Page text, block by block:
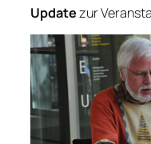
Updatezur